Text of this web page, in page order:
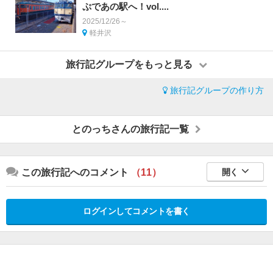
ぷであの駅へ！vol....
2025/12/26～
軽井沢
旅行記グループをもっと見る
旅行記グループの作り方
とのっちさんの旅行記一覧
この旅行記へのコメント （11） 開く
ログインしてコメントを書く